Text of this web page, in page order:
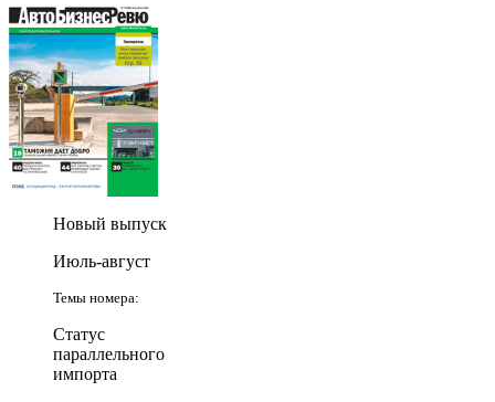
Новый выпуск
Июль-август
Темы номера:
Статус
параллельного
импорта